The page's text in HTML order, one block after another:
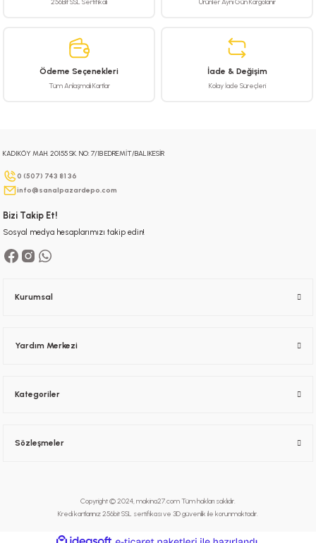
Ürün bilgilerinde hatalar bulunuyor.
Ürün fiyatı diğer sitelerden daha pahalı.
Bu ürüne benzer farklı alternatifler olmalı.
256Bit SSL Sertifikalı Ürünler Aynı Gün Kargolanır
Ödeme Seçenekleri
Tüm Anlaşmalı Kartlar
İade & Değişim
Kolay İade Süreçleri
KADIKÖY MAH. 20155 SK. NO: 7/1B EDREMİT/BALIKESİR
0 (507) 743 81 36
info@sanalpazardepo.com
Bizi Takip Et!
Sosyal medya hesaplarımızı takip edin!
Kurumsal
Yardım Merkezi
Kategoriler
Sözleşmeler
Copyright © 2024, makina27.com Tüm hakları saklıdır.
Kredi kartlarınız 256bit SSL sertifikası ve 3D güvenlik ile korunmaktadır.
ideasoft